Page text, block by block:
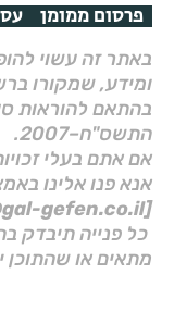
פרסום ממומן
באתר זה עשוי
ומידע, שמקורו
התשס"ח–2007.
אם אתם בעלי
אנא פנו אלינו
[Manager@gal-gefen.co.il]
כל פנייה תיבדק
מתאים או שהתוכן